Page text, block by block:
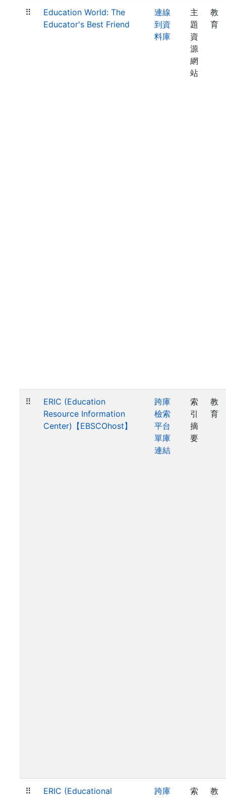
⠿
Education World: The
Educator's Best Friend
連線
到資
料庫
主
題
資
源
網
站
教
育
⠿
ERIC (Education
Resource Information
Center)【EBSCOhost】
跨庫
檢索
平台
單庫
連結
索
引
摘
要
教
育
⠿ ERIC (Educational 跨庫 索 教